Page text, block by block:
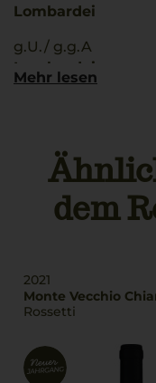
Lombardei
g.U./ g.g.A
Lombardei
Marzemino
Sangiovese
Trinktemperatur
Mehr lesen
dem
2021
Monte Vecchio
Rossetti